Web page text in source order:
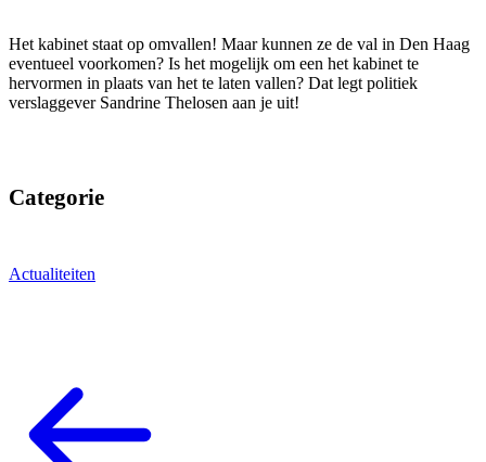
Het kabinet staat op omvallen! Maar kunnen ze de val in Den Haag
eventueel voorkomen? Is het mogelijk om een het kabinet te
hervormen in plaats van het te laten vallen? Dat legt politiek
verslaggever Sandrine Thelosen aan je uit!
Categorie
Actualiteiten